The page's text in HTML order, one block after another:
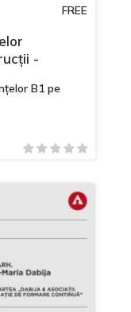
FREE
-
B1 pe